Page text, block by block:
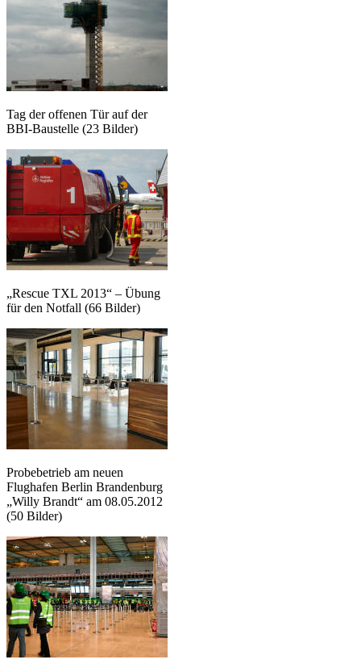
Tag der offenen Tür auf der
BBI-Baustelle (23 Bilder)
„Rescue TXL 2013“ – Übung
für den Notfall (66 Bilder)
Probebetrieb am neuen
Flughafen Berlin Brandenburg
„Willy Brandt“ am 08.05.2012
(50 Bilder)